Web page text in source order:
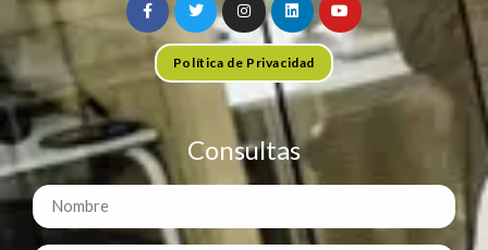
Política de Privacidad
Consultas